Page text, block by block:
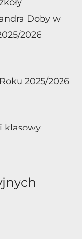
Doby w
2026
2025/2026
klasowy